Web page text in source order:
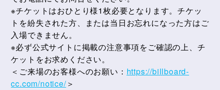
※チケットはおひとり様1枚必要となります。チケッ
トを紛失された方、または当日お忘れになった方はご
入場できません。
※必ず公式サイトに掲載の注意事項をご確認の上、チ
ケットをお求めください。
＜ご来場のお客様へのお願い： https://billboard-
cc.com/notice/＞